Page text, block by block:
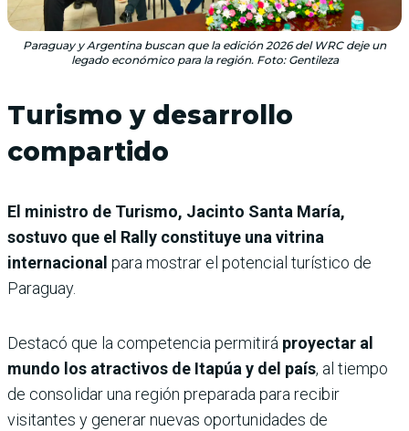
Paraguay y Argentina buscan que la edición 2026 del WRC deje un
legado económico para la región. Foto: Gentileza
Turismo y desarrollo
compartido
El ministro de Turismo, Jacinto Santa María,
sostuvo que el Rally constituye una vitrina
internacional para mostrar el potencial turístico de
Paraguay.
Destacó que la competencia permitirá proyectar al
mundo los atractivos de Itapúa y del país, al tiempo
de consolidar una región preparada para recibir
visitantes y generar nuevas oportunidades de